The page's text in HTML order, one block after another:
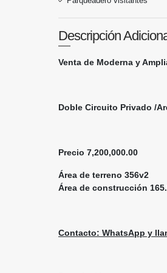
Descripción
Venta de Moderna y
Doble Circuito Privado /
Precio 7,200,000.00
Área de terreno 356v2
Área de construcción
Contacto: WhatsApp y